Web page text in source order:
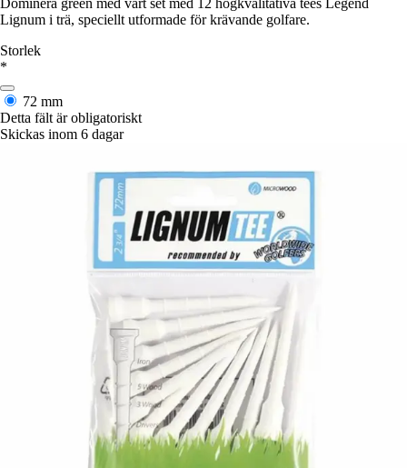
Lignum i trä, speciellt utformade för krävande golfare.
Storlek
*
72 mm
Detta fält är obligatoriskt
Skickas inom 6 dagar